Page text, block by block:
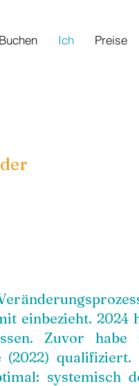
Buchen Ich Preise
einbezieht. 2024
Zuvor
qualifiziert.
systemisch